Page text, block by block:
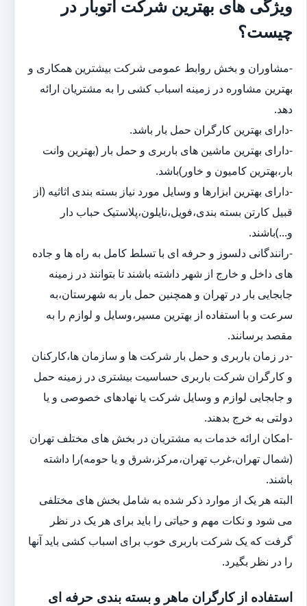
ویژگی های بهترین شرکت اتوبار در
چیست؟
-مشاوران و بخش روابط عمومی شرکت بیشترین همکاری و
بهترین مشاوره در زمینه اسباب کشی را به مشتریان ارائه
دهد.
-دارای بهترین کارگران حمل بار باشد.
-دارای بهترین ماشین های باربری و حمل بار (بهترین وانت
بار،بهترین کامیون و خاور)باشد.
-دارای بهترین ابزارها و وسایل مورد نیاز بسته بندی اثاثیه (از
قبیل کارتن بسته بندی،فویل،نایلون،پلاستیک حباب دار
و...)باشند.
-رانندگانی دلسوز و حرفه ای با تسلط کامل به راه ها و جاده
های داخل و خارج از شهر داشته باشند تا بتوانند در زمینه
جابجایی بار در تهران و همچنین حمل بار به شهرستان،به
سرعت و با استفاده از بهترین مسیر،وسایل و لوازم را به
مقصد برسانند.
-در زمان باربری و حمل بار شرکت ها و سازمان ها،کارکنان
و کارگران شرکت باربری حساسیت بیشتری در زمینه حمل
و جابجایی لوازم و وسایل شرکت یا نهادهای خصوصی و یا
دولتی به خرج بدهند.
-امکان ارائه خدمات به مشتریان در بخش های مختلف تهران
(شمال تهران،غرب تهران،مرکز،شرق و یا حومه)را داشته
باشند.
البته هر یک از موارد ذکر شده به شامل بخش های مختلفی
می شود و نکات مهم و حیاتی را باید برای هر یک در نظر
گرفت که یک شرکت باربری خوب برای اسباب کشی باید آنها
را در نظر بگیرد.
استفاده از کارگران ماهر و بسته بندی حرفه ای